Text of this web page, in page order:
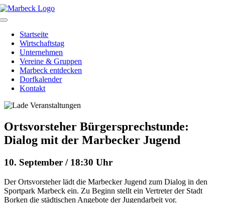
Skip
to
Toggle
NavigationStartseite
Wirtschaftstag
Unternehmen
Vereine & Gruppen
Marbeck entdecken
Dorfkalender
Kontakt
Ortsvorsteher Bürgersprechstunde:
Dialog mit der Marbecker Jugend
10. September / 18:30 Uhr
Der Ortsvorsteher lädt die Marbecker Jugend zum Dialog in den
Sportpark Marbeck ein. Zu Beginn stellt ein Vertreter der Stadt
Borken die städtischen Angebote der Jugendarbeit vor.